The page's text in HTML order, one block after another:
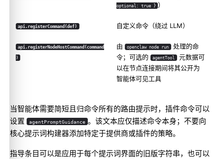
optional: true } ）
api.registerCommand(def) 自定义命令（绕过 LLM）
api.registerNodeHostCommand(command
)
由 openclaw node run 处理的命
令；可选的
agentTool
元数据可
以在节点连接期间将其公开为
智能体可见工具
当智能体需要简短且归命令所有的路由提示时，插件命令可以
设置
agentPromptGuidance 。该文本应仅描述命令本身；不要向
核心提示词构建器添加特定于提供商或插件的策略。
指导条目可以是应用于每个提示词界面的旧版字符串，也可以